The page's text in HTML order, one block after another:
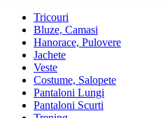
Tricouri
Bluze, Camasi
Hanorace, Pulovere
Jachete
Veste
Costume, Salopete
Pantaloni Lungi
Pantaloni Scurti